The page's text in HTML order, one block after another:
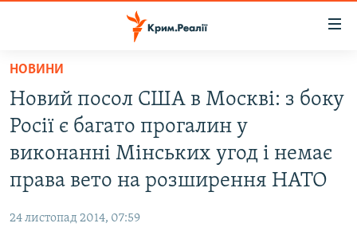
Перейти
основного
матеріалу
до
основної
Перейти
ВОДА.КРИМ
ВІДЕО ТА ФОТО
НОВИНИ
Новий посол США в Москві: з боку
Росії є багато прогалин у
виконанні Мінських угод і немає
права вето на розширення НАТО
24 листопад 2014, 07:59